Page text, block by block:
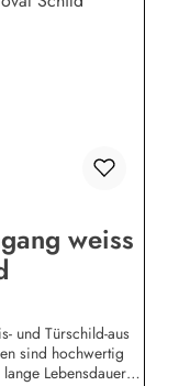
weiss
und Türschild-aus
sind hochwertig
Lebensdauer